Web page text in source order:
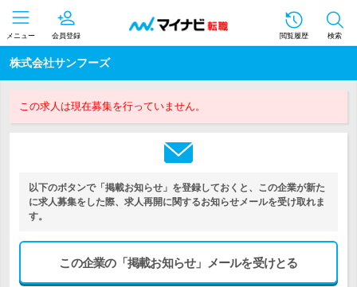
メニュー 会員登録 閲覧履歴 検索
株式会社サンフーズ
この求人は現在募集を行っていません。
以下のボタンで「掲載お知らせ」を登録しておくと、この企業が新た
に求人募集をした際、求人再開に関するお知らせメールを受け取れま
す。
この企業の「掲載お知らせ」メールを受けとる